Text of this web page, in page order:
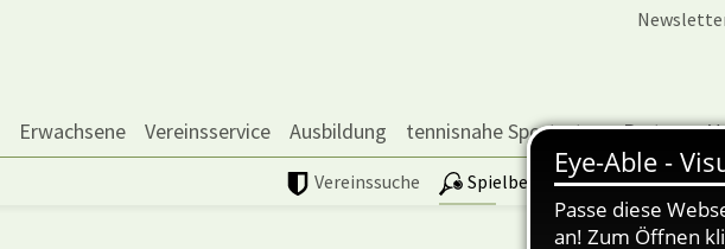
Erwachsene Vereinsservice Ausbildung tennisnahe Sportarten Partner
Vereinssuche Spielbetrieb | TORP